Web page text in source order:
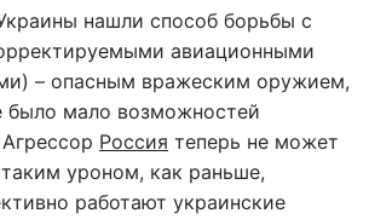
нашли способ борьбы с
авиационными
– опасным вражеским оружием,
было мало возможностей
Россия теперь не может
уроном, как раньше,
работают украинские